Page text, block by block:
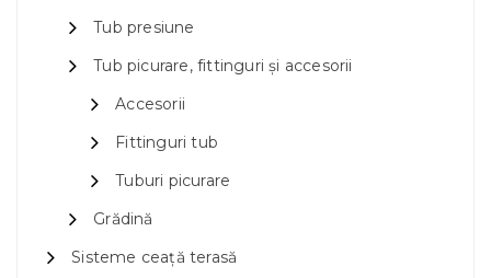
Tub presiune
Tub picurare, fittinguri și accesorii
Accesorii
Fittinguri tub
Tuburi picurare
Grădină
Sisteme ceață terasă